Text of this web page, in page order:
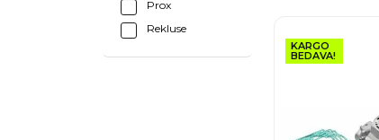
Prox
Rekluse
KARGO
BEDAVA!